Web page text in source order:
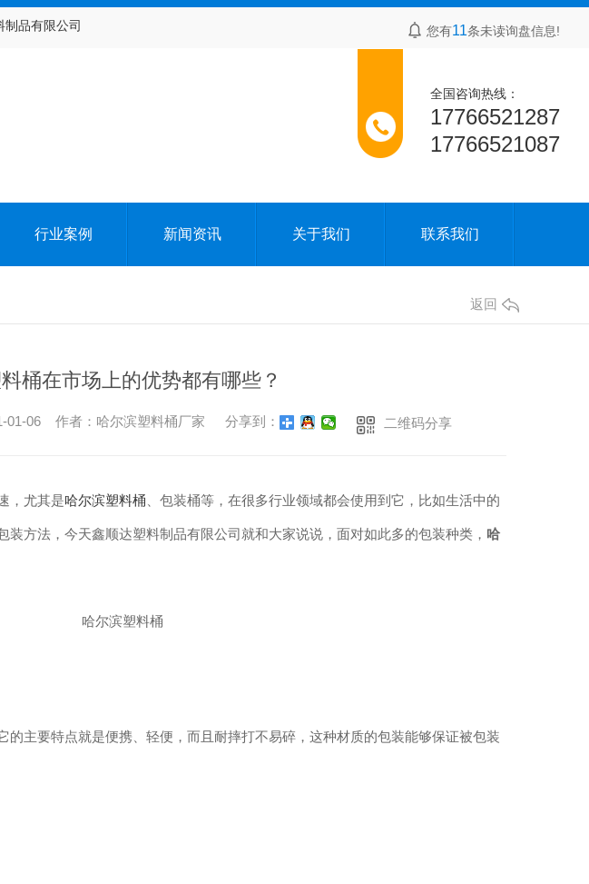
您有11条未读询盘信息!
全国咨询热线：
17766521287
17766521087
行业案例 新闻资讯 关于我们 联系我们
返回
桶在市场上的优势都有哪些？
01-06 作者： 哈尔滨塑料桶厂家 分享到： 二维码分享
，尤其是哈尔滨塑料桶 、包装桶等，在很多行业领域都会使用到它，比如生活中的
方法，今天鑫顺达塑料制品有限公司就和大家说说，面对如此多的包装种类， 哈
的主要特点就是便携、轻便，而且耐摔打不易碎，这种材质的包装能够保证被包装